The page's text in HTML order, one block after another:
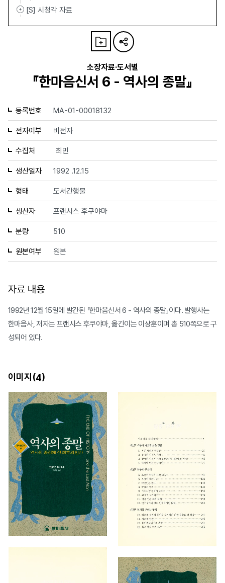
[S] 시청각 자료
소장자료·도서별
『한마음신서 6 - 역사의 종말』
등록번호 MA-01-00018132
전자여부 비전자
수집처 최민
생산일자 1992 .12.15
형태 도서간행물
생산자 프랜시스 후쿠야마
분량 510
원본여부 원본
자료 내용
1992년 12월 15일에 발간된 『한마음신서 6 - 역사의 종말』이다. 발행사는
한마음사, 저자는 프랜시스 후쿠야마, 옮긴이는 이상훈이며 총 510쪽으로 구
성되어 있다.
이미지(4)